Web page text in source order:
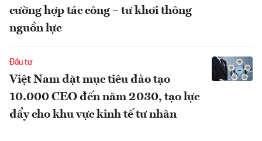
cường hợp tác công – tư khơi thông
nguồn lực
Đầu tư
Việt Nam đặt mục tiêu đào tạo
10.000 CEO đến năm 2030, tạo lực
đẩy cho khu vực kinh tế tư nhân